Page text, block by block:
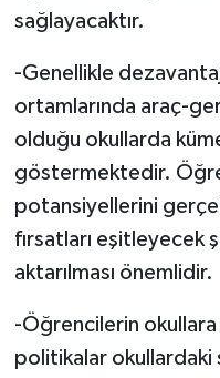
sağlayacaktır.
-Genellikle
ortamlarında araç-
olduğu okullarda
göstermektedir.
potansiyellerini
fırsatları eşitleyecek
aktarılması önemlidir.
-Öğrencilerin okullara
politikalar okullardaki